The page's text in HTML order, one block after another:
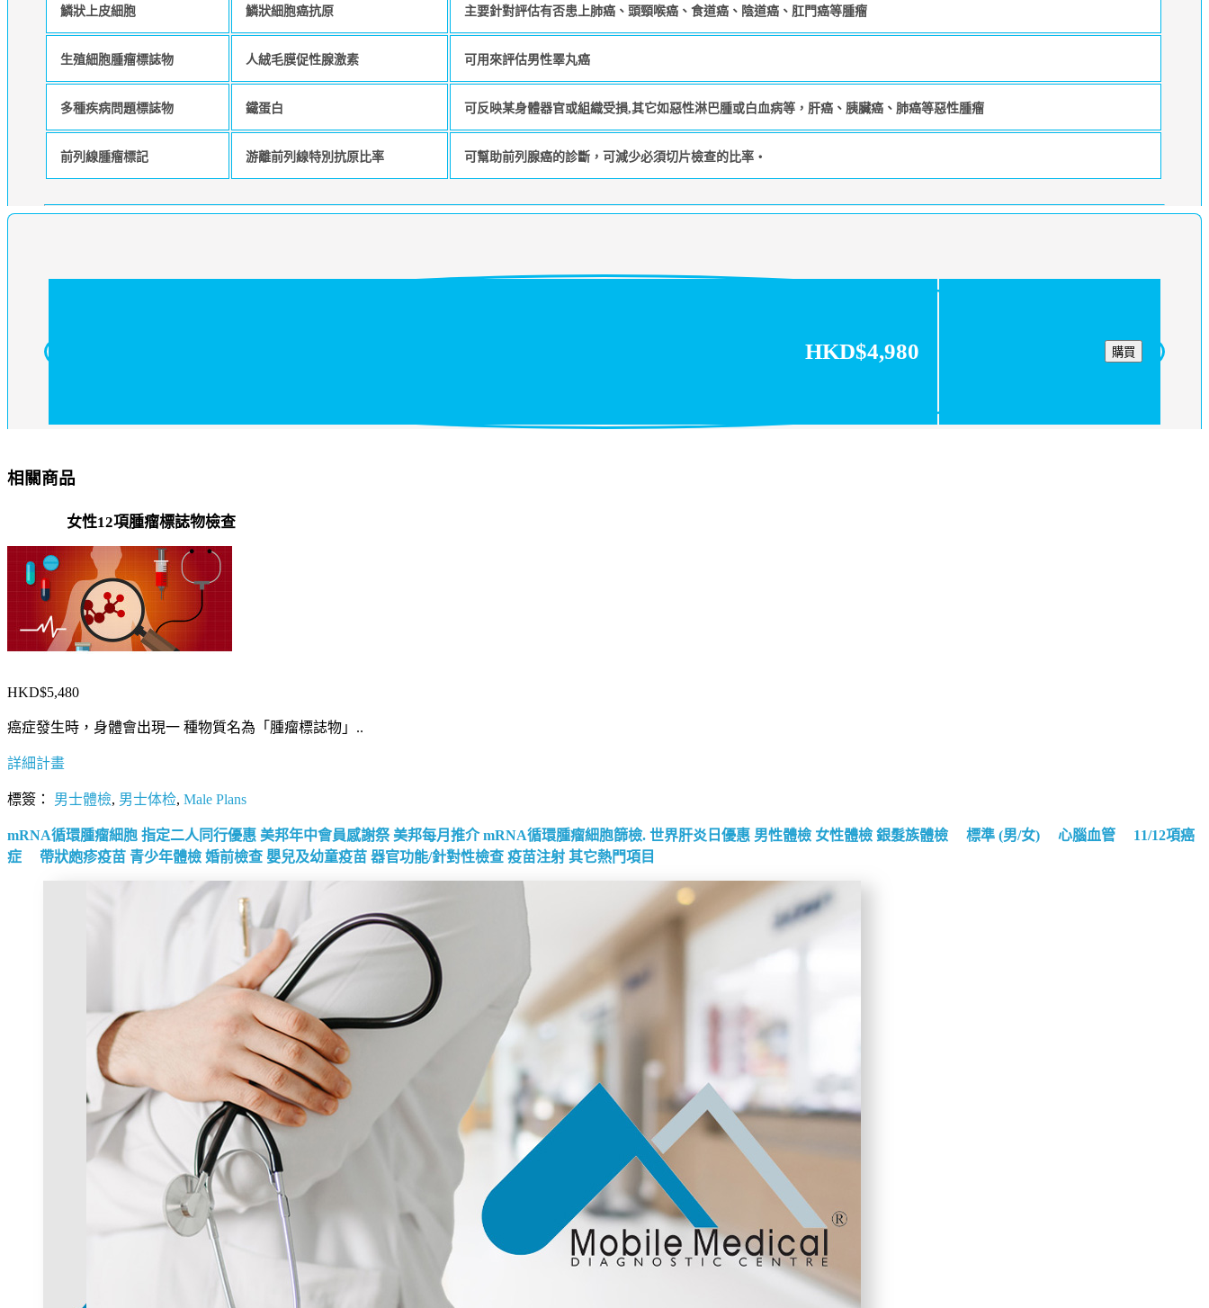
鱗狀上皮細胞 鱗狀細胞癌抗原 主要針對評估有否患上肺癌、頭頸喉癌、食道癌、陰道癌、肛門癌等腫瘤
生殖細胞腫瘤標誌物 人絨毛膜促性腺激素 可用來評估男性睪丸癌
多種疾病問題標誌物 鐵蛋白 可反映某身體器官或組織受損,其它如惡性淋巴腫或白血病等，肝癌、胰臟癌、肺癌等惡性腫瘤
前列線腫瘤標記 游離前列線特別抗原比率 可幫助前列腺癌的診斷，可減少必須切片檢查的比率‧
HKD$4,980 購買
相關商品
女性12項腫瘤標誌物檢查
HKD$5,480
癌症發生時，身體會出現一 種物質名為「腫瘤標誌物」..
詳細計畫
標簽： 男士體檢, 男士体检, Male Plans
mRNA循環腫瘤細胞 指定二人同行優惠 美邦年中會員感謝祭 美邦每月推介 mRNA循環腫瘤細胞篩檢. 世界肝炎日優惠 男性體檢 女性體檢 銀髮族體檢 標準 (男/女) 心腦血管
11/12項癌
症
帶狀皰疹疫苗 青少年體檢 婚前檢查 嬰兒及幼童疫苗 器官功能/針對性檢查 疫苗注射 其它熱門項目